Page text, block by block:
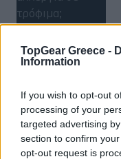
TopGear Greece -
Information
If you wish to opt-out
processing of your
targeted advertising
section to confirm
opt-out request is
ΤΑ ΠΙΟ